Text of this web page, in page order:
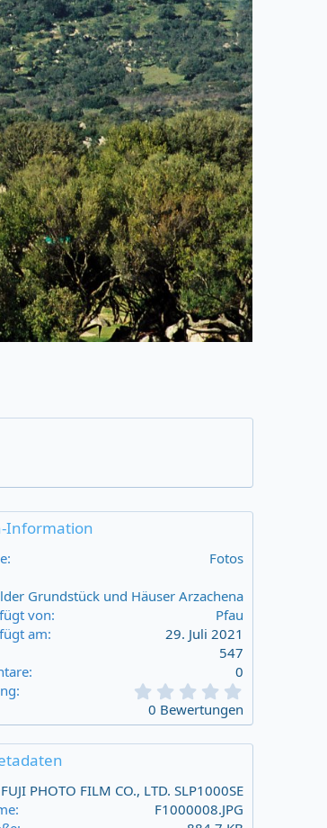
Information
Fotos
Grundstück und Häuser Arzachena
von
Pfau
am
29. Juli 2021
547
0
0
0
a
0 Bewertungen
FUJI PHOTO FILM CO., LTD. SLP1000SE
F1000008.JPG